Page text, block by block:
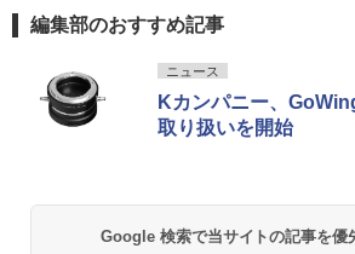
編集部のおすすめ記事
ニュース
Kカンパニー、
取り扱いを開始
Google 検索で当サイトの記事を優